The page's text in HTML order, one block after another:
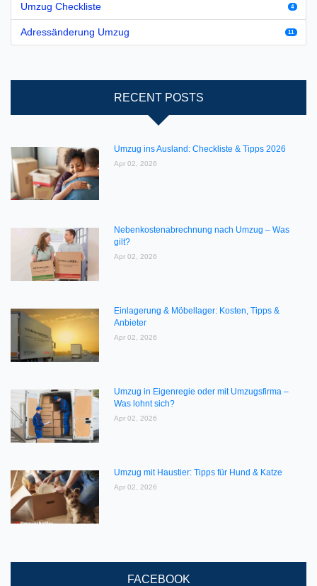
Umzug Checkliste 4
Adressänderung Umzug 11
RECENT POSTS
Umzug ins Ausland: Checkliste & Tipps 2026
Apr 02, 2026
Nebenkostenabrechnung nach Umzug – Was
gilt?
Apr 02, 2026
Einlagerung & Möbellager: Kosten, Tipps &
Anbieter
Apr 02, 2026
Umzug in Eigenregie oder mit Umzugsfirma –
Was lohnt sich?
Apr 02, 2026
Umzug mit Haustier: Tipps für Hund & Katze
Apr 02, 2026
FACEBOOK